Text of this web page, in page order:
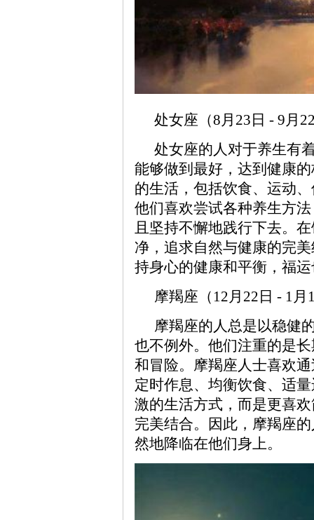
处女座（8月23日 - 9月
处女座的人对于养生有
能够做到最好，达到健康
的生活，包括饮食、运动
他们喜欢尝试各种养生方
且坚持不懈地践行下去。
净，追求自然与健康的完
持身心的健康和平衡，福
摩羯座（12月22日 - 1
摩羯座的人总是以稳健
也不例外。他们注重的是
和冒险。摩羯座人士喜欢
定时作息、均衡饮食、适
激的生活方式，而是更喜
完美结合。因此，摩羯座
然地降临在他们身上。